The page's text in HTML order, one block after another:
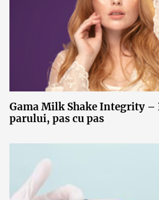
Gama Milk Shake Integrity –
parului, pas cu pas